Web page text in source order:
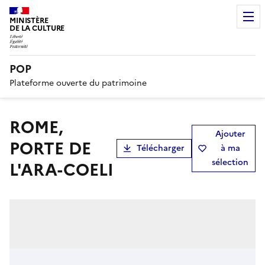
MINISTÈRE
DE LA CULTURE
POP
Plateforme ouverte du patrimoine
ROME,
PORTE DE
L'ARA-COELI
Télécharger
Ajouter
à ma
sélection